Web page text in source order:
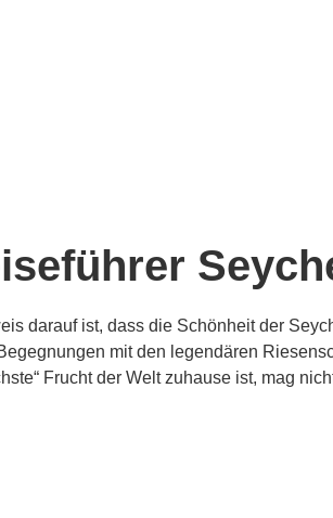
darauf ist, dass die Schönheit der
mit den legendären
Frucht der Welt zuhause ist, mag